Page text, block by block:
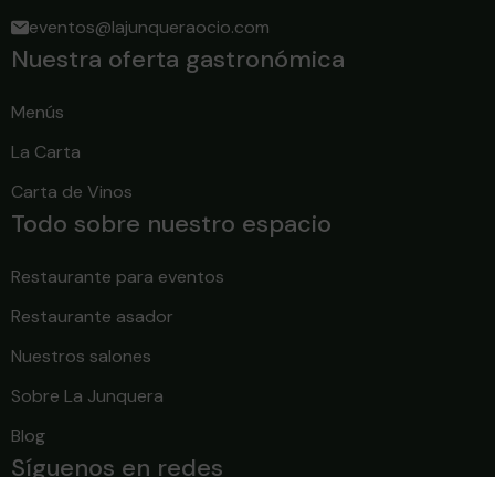
eventos@lajunqueraocio.com
Nuestra oferta gastronómica
Menús
La Carta
Carta de Vinos
Todo sobre nuestro espacio
Restaurante para eventos
Restaurante asador
Nuestros salones
Sobre La Junquera
Blog
Síguenos en redes